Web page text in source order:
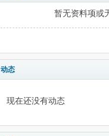
暂无资料项或
动态
现在还没有动态